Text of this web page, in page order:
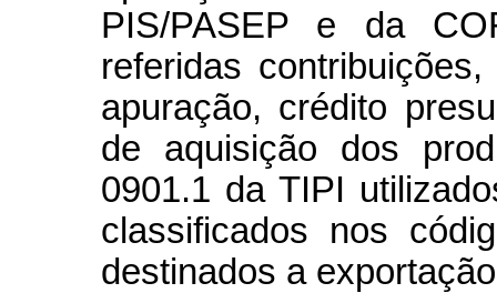
PIS/PASEP e da
referidas
apuração, crédito
de aquisição dos
0901.1 da TIPI
classificados nos
destinados a